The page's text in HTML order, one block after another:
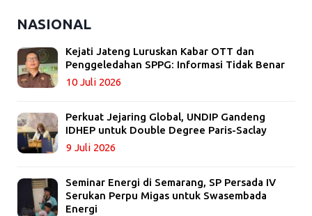
NASIONAL
Kejati Jateng Luruskan Kabar OTT dan
Penggeledahan SPPG: Informasi Tidak Benar
10 Juli 2026
Perkuat Jejaring Global, UNDIP Gandeng
IDHEP untuk Double Degree Paris-Saclay
9 Juli 2026
Seminar Energi di Semarang, SP Persada IV
Serukan Perpu Migas untuk Swasembada
Energi